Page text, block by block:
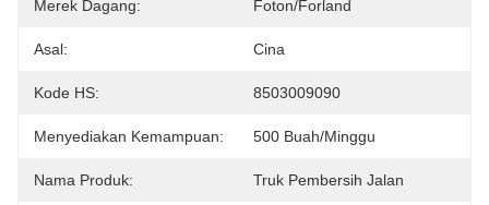
Merek Dagang: Foton/Forland
Asal: Cina
Kode HS: 8503009090
Menyediakan Kemampuan: 500 Buah/minggu
Nama Produk: Truk Pembersih Jalan